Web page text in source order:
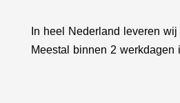
In heel Nederland leveren
Meestal binnen 2